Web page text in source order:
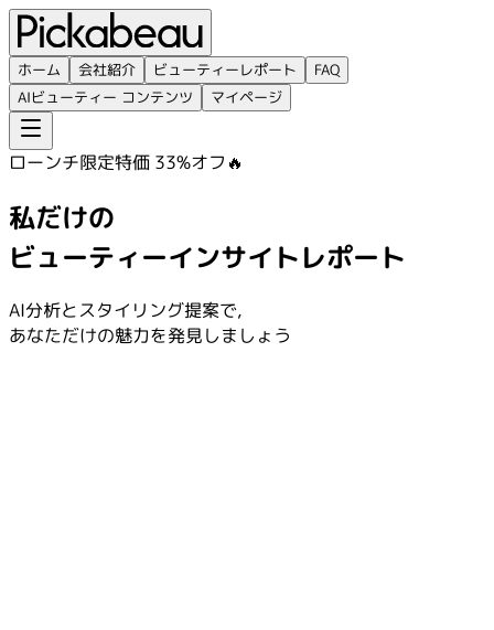
ホーム 会社紹介 ビューティーレポート
FAQ
AIビューティー コンテンツ
マイページ
ローンチ限定特価 33%オフ🔥
私だけの
ビューティーインサイトレポート
AI分析とスタイリング提案で,
あなただけの魅力を発見しましょう